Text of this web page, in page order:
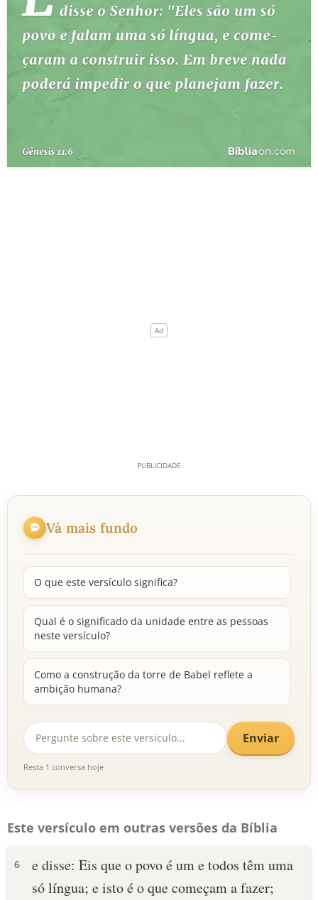
ESBOÇOS DE PREGAÇÃO
TEMAS
PERGUNTE À BÍBLIA
QUEM SOMOS
Vá mais fundo
O que este versículo significa?
Qual é o significado da unidade entre as pessoas
neste versículo?
Como a construção da torre de Babel reflete a
ambição humana?
Enviar
Resta 1 conversa hoje
Este versículo em outras versões da Bíblia
6
e disse: Eis que o povo é um e todos têm uma
só língua; e isto é o que começam a fazer;